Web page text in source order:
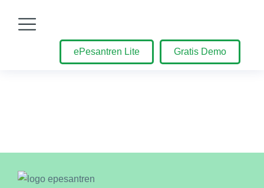
ePesantren Lite Gratis Demo